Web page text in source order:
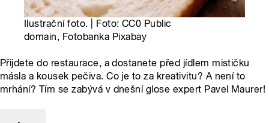
Ilustrační foto. | Foto: CC0 Public
domain, Fotobanka Pixabay
Přijdete do restaurace, a dostanete před jídlem mističku
másla a kousek pečiva. Co je to za kreativitu? A není to
mrhání? Tím se zabývá v dnešní glose expert Pavel Maurer!